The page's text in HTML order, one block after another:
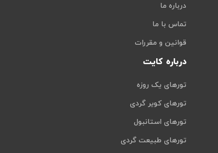
درباره ما
تماس با ما
قوانین و مقررات
درباره کایت
تورهای یک روزه
تورهای کویر گردی
تورهای استانبول
تورهای طبیعت گردی